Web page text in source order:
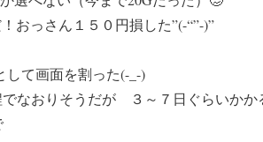
おっさん１５０円損した”(-“”-)”
て画面を割った(-_-)
おりそうだが ３～７日ぐらいかか